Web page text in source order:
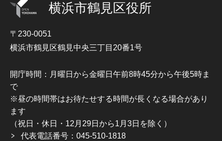
横浜市鶴見区役所
〒230-0051
横浜市鶴見区鶴見中央三丁目20番1号
開庁時間：月曜日から金曜日午前8時45分から午後5時ま
で
※昼の時間帯はお待たせする時間が長くなる場合があり
ます
（祝日・休日・12月29日から1月3日を除く）
代表電話番号：045-510-1818